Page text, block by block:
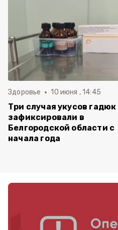
Здоровье 10 июня , 14:45
Три случая укусов гадюк
зафиксировали в
Белгородской области с
начала года